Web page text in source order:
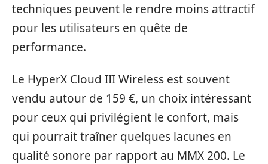
techniques peuvent le rendre moins attractif
pour les utilisateurs en quête de
performance.
Le HyperX Cloud III Wireless est souvent
vendu autour de 159 €, un choix intéressant
pour ceux qui privilégient le confort, mais
qui pourrait traîner quelques lacunes en
qualité sonore par rapport au MMX 200. Le